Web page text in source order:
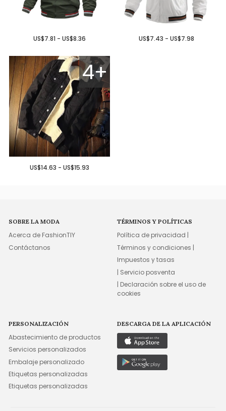
US$7.81 - US$8.36 US$7.43 - US$7.98
4+
US$14.63 - US$15.93
SOBRE LA MODA
Acerca de FashionTIY
Contáctanos
TÉRMINOS Y POLÍTICAS
Política de privacidad |
Términos y condiciones |
Impuestos y tasas
| Servicio posventa
| Declaración sobre el uso de
cookies
PERSONALIZACIÓN
Abastecimiento de productos
Servicios personalizados
Embalaje personalizado
Etiquetas personalizadas
Etiquetas personalizadas
DESCARGA DE LA APLICACIÓN